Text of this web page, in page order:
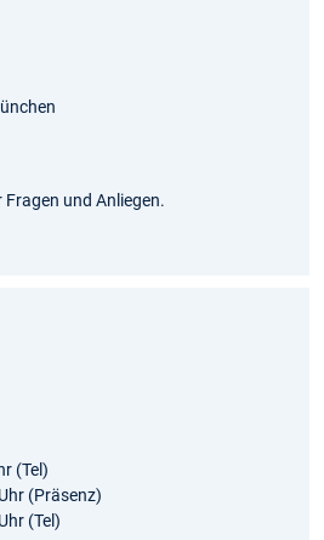
und Anliegen.
(Tel)
(Präsenz)
(Tel)